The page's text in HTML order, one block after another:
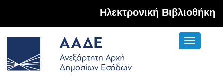
Hλεκτρονική Βιβλιοθήκη
Toggle